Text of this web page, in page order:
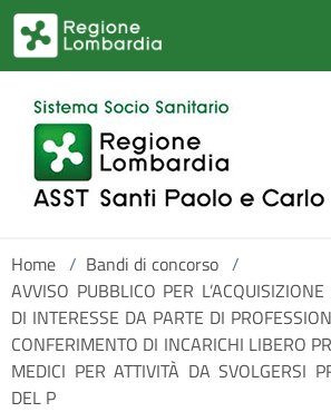
Salta al contenuto principale
Home / Bandi di concorso /
AVVISO PUBBLICO PER
DI INTERESSE DA PARTE DI
CONFERIMENTO DI INCARICHI LIBERO
MEDICI PER ATTIVITÀ DA SVOLGERSI
DEL P